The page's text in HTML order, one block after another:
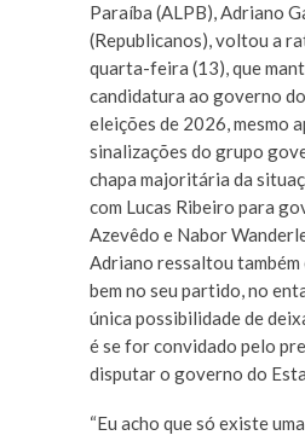
Paraíba (ALPB), Adriano
(Republicanos), voltou a
quarta-feira (13), que
candidatura ao governo
eleições de 2026, mesmo
sinalizações do grupo
chapa majoritária da
com Lucas Ribeiro para
Azevêdo e Nabor
Adriano ressaltou
bem no seu partido, no
única possibilidade de
é se for convidado pelo
disputar o governo do
“Eu acho que só existe